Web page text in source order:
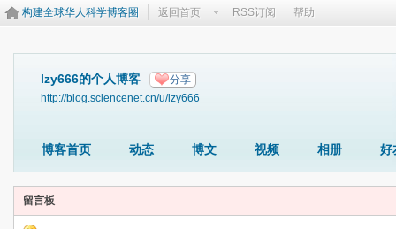
构建全球华人科学博客圈 返回首页 RSS订阅 帮助
lzy666的个人博客 分享
http://blog.sciencenet.cn/u/lzy666
博客首页 动态 博文 视频 相册 好
留言板